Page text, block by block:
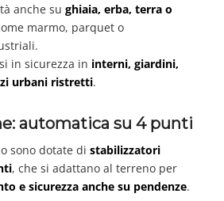
anche su ghiaia, erba, terra o
marmo, parquet o
in sicurezza in interni, giardini,
urbani ristretti.
automatica su 4 punti
sono dotate di stabilizzatori
, che si adattano al terreno per
e sicurezza anche su pendenze.